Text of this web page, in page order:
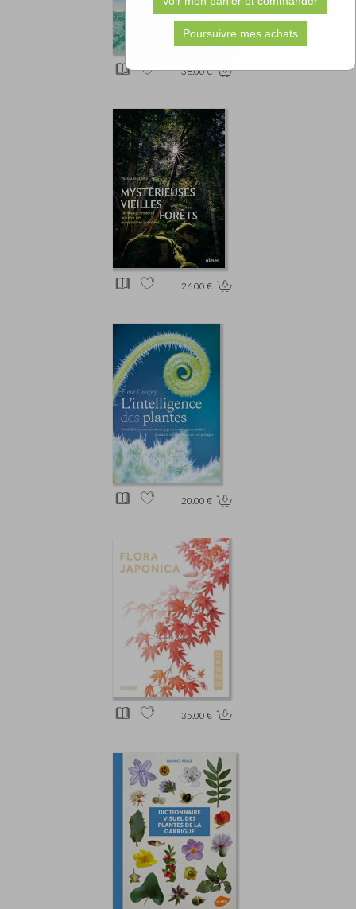
38.00 €
26.00 €
20.00 €
35.00 €